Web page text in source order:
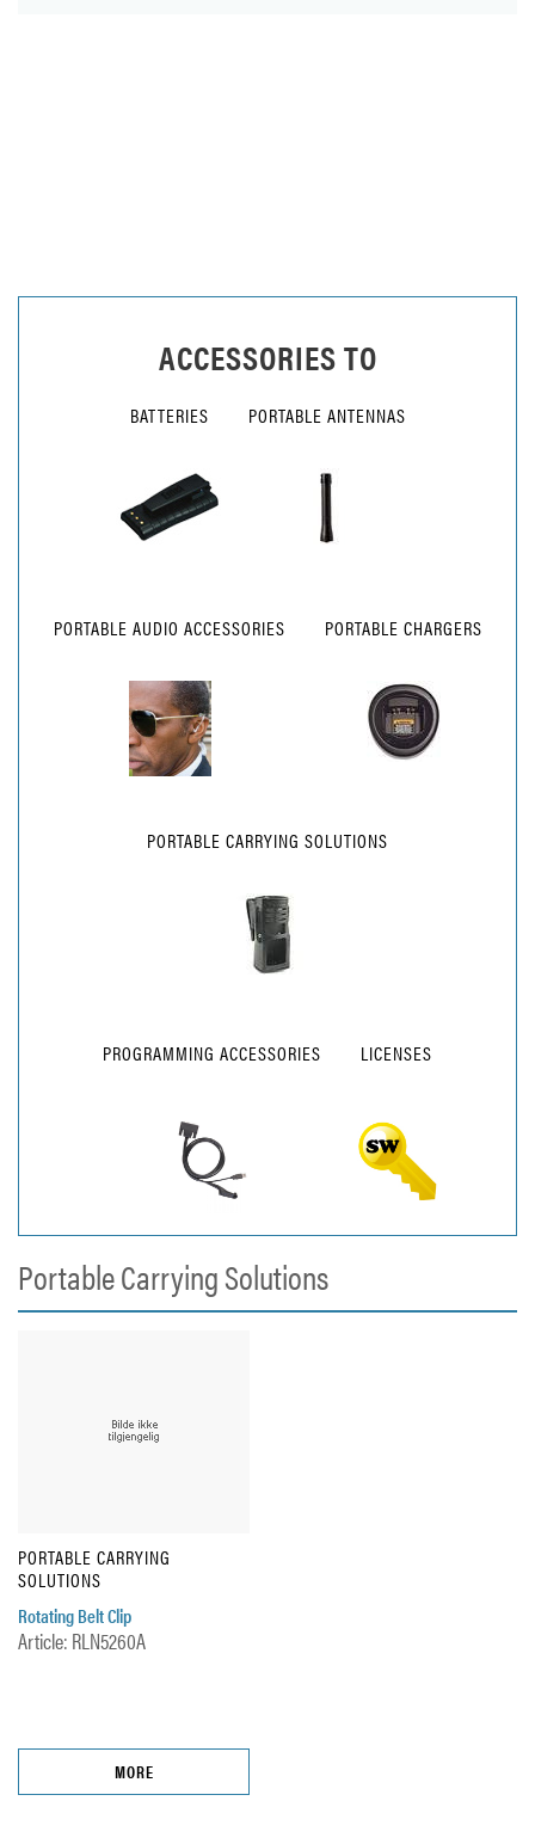
ACCESSORIES TO
BATTERIES PORTABLE ANTENNAS
PORTABLE AUDIO ACCESSORIES PORTABLE CHARGERS
PORTABLE CARRYING SOLUTIONS
PROGRAMMING ACCESSORIES LICENSES
Portable Carrying Solutions
PORTABLE CARRYING
SOLUTIONS
Rotating Belt Clip
Article: RLN5260A
MORE